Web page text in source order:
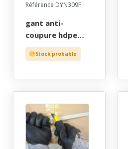
Référence DYN309F
gant anti-
coupure hdpe
jauge 13
enduction pu-dex
Stock probable